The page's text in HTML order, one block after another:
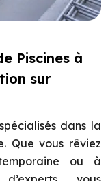
Piscines à
sur
dans la
Que vous rêviez
ou à